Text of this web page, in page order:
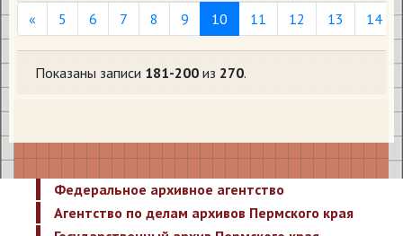
« Previous
5 6 7 8 9 10 11 12 13 14
Показаны записи 181-200 из 270.
Федеральное архивное агентство
Агентство по делам архивов Пермского края